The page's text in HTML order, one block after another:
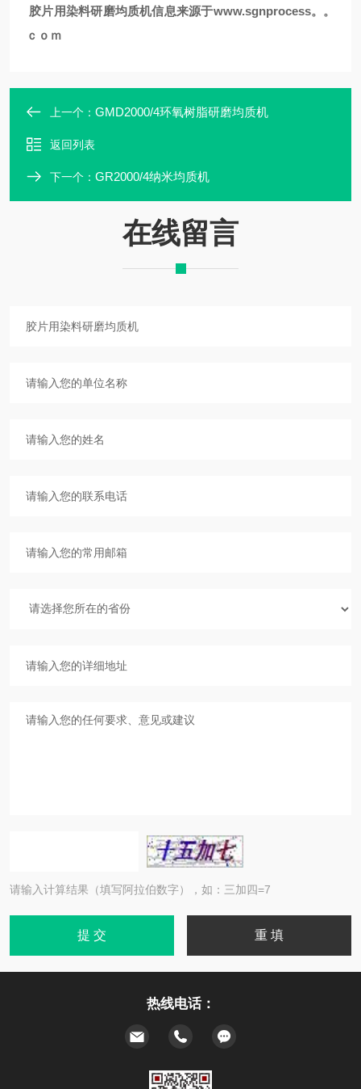
胶片用染料研磨均质机信息来源于www.sgnprocess。。
ｃｏｍ
上一个： GMD2000/4环氧树脂研磨均质机
返回列表
下一个： GR2000/4纳米均质机
在线留言
请输入计算结果（填写阿拉伯数字），如：三加四=7
热线电话：